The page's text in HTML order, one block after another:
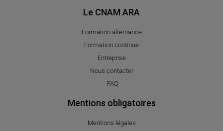
Le CNAM ARA
Formation alternance
Formation continue
Entreprise
Nous contacter
FAQ
Mentions obligatoires
Mentions légales